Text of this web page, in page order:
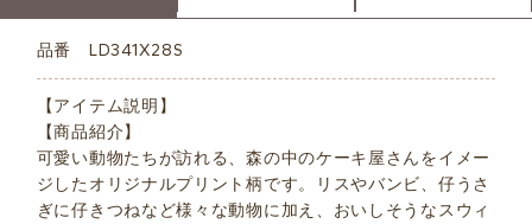
品番 LD341X28S
【アイテム説明】
【商品紹介】
可愛い動物たちが訪れる、森の中のケーキ屋さんをイメー
ジしたオリジナルプリント柄です。リスやバンビ、仔うさ
ぎに仔きつねなど様々な動物に加え、おいしそうなスウィ